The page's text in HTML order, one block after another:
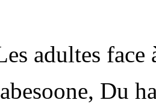
adultes face
Du